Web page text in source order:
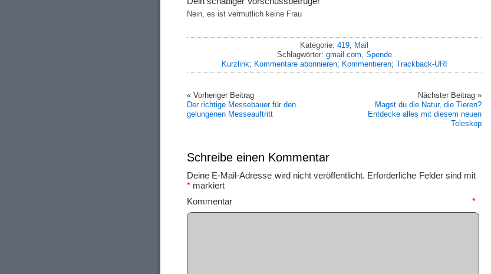
Nein, es ist vermutlich keine Frau
Kategorie: 419, Mail
Schlagwörter: gmail.com, Spende
Kurzlink; Kommentare abonnieren; Kommentieren; Trackback-URI
« Vorheriger Beitrag
Der richtige Messebauer für den
gelungenen Messeauftritt
Nächster Beitrag »
Magst du die Natur, die Tieren?
Entdecke alles mit diesem neuen
Teleskop
Schreibe einen Kommentar
Deine E-Mail-Adresse wird nicht veröffentlicht. Erforderliche Felder sind mit
* markiert
Kommentar *